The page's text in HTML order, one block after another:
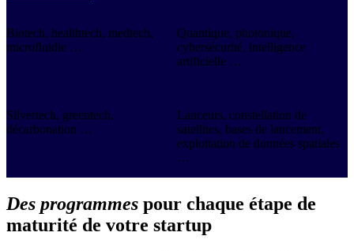
Biotech, healthtech, medtech,
microfluidie …
Quantique, photonique,
cybersécurité, intelligence
artificielle …
Silvertech, greentech,
décarbonation …
Lanceurs, constellation de
satellites, bases de lancement,
exploitation de données spatiales
…
Des programmes pour chaque étape de
maturité de votre startup